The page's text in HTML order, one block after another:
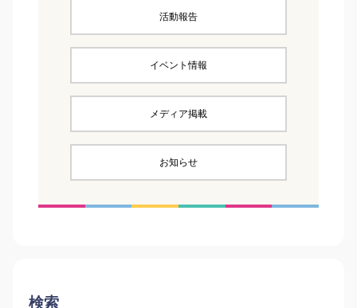
活動報告
イベント情報
メディア掲載
お知らせ
検索